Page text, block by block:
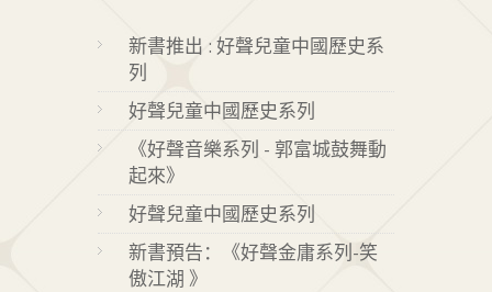
新書推出 : 好聲兒童中國歷史系
列
好聲兒童中國歷史系列
《好聲音樂系列 - 郭富城鼓舞動
起來》
好聲兒童中國歷史系列
新書預告：《好聲金庸系列-笑
傲江湖 》